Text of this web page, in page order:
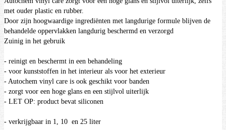
met ouder plastic en rubber.
Door zijn hoogwaardige ingrediënten met langdurige formule blijven de
behandelde oppervlakken langdurig beschermd en verzorgd
Zuinig in het gebruik
- reinigt en beschermt in een behandeling
- voor kunststoffen in het interieur als voor het exterieur
- Autochem vinyl care is ook geschikt voor banden
- zorgt voor een hoge glans en een stijlvol uiterlijk
- LET OP: product bevat siliconen
- verkrijgbaar in 1, 10 en 25 liter